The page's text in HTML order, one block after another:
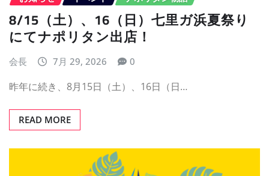
8/15（土）、16（日）七里ガ浜夏祭り
にてナポリタン出店！
会長 7月 29, 2026 0
昨年に続き、8月15日（土）、16日（日…
READ MORE